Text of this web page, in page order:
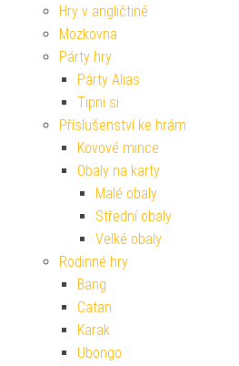
Hry v angličtině
Mozkovna
Párty hry
Párty Alias
Tipni si
Příslušenství ke hrám
Kovové mince
Obaly na karty
Malé obaly
Střední obaly
Velké obaly
Rodinné hry
Bang
Catan
Karak
Ubongo